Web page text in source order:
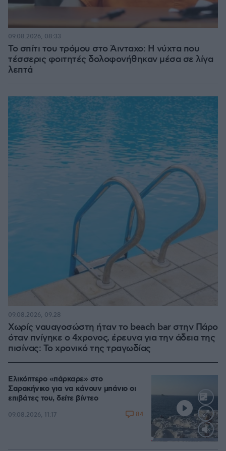
Το σπίτι του τρόμου στο Άινταχο: Η νύχτα που
τέσσερις φοιτητές δολοφονήθηκαν μέσα σε λίγα
λεπτά
09.08.2026, 08:33
Χωρίς ναυαγοσώστη ήταν το beach bar στην Πάρο
όταν πνίγηκε ο 4χρονος, έρευνα για την άδεια της
πισίνας: Το χρονικό της τραγωδίας
09.08.2026, 09:28
Loaded
Ελικόπτερο «πάρκαρε» στο
Σαρακήνικο για να κάνουν μπάνιο οι
επιβάτες του, δείτε βίντεο
09.08.2026, 11:17 84